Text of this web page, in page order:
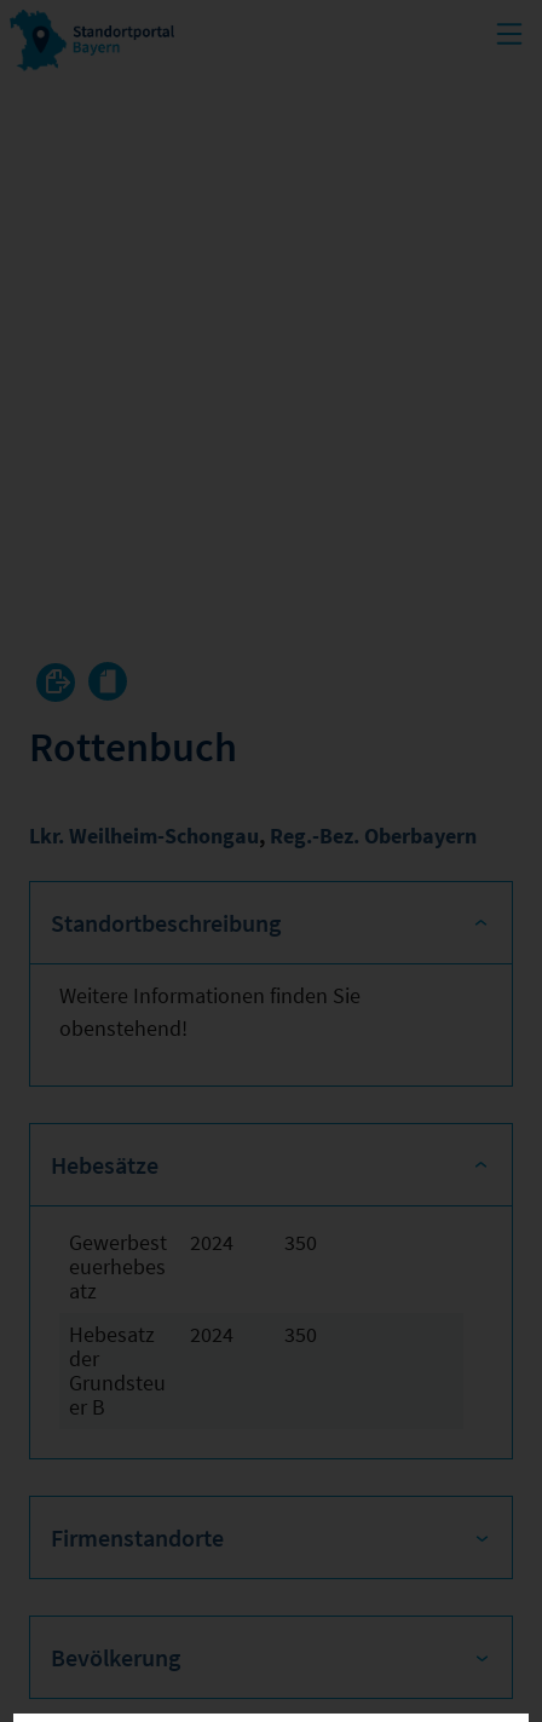
Rottenbuch
Lkr. Weilheim-Schongau, Reg.-Bez. Oberbayern
Standortbeschreibung
Weitere Informationen finden Sie
obenstehend!
Hebesätze
Gewerbest
euerhebes
atz
2024 350
Hebesatz
der
Grundsteu
er B
2024 350
Firmenstandorte
Bevölkerung